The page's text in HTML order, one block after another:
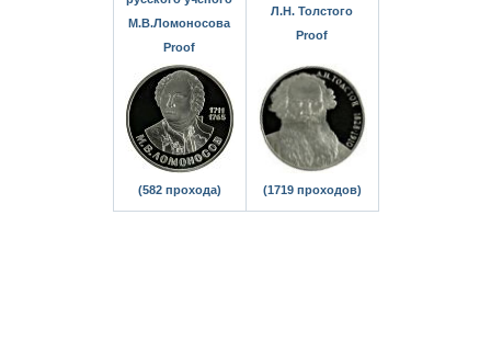
М.В.Ломоносова
Proof
(582 прохода)
Л.Н. Толстого
Proof
(1719 проходов)